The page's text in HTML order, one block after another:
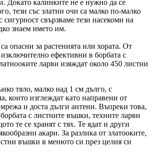
Докато калинките не е нужно да се
тези със златни очи са малко по-малко
сигурност свързваме тези насекоми на
знаем името им.
опасни за растенията или хората. От
изключително ефективни в борбата с
ларви изяждат около 450 листни
тяло, малко над 1 см дълго, с
които изглеждат като направени от
мрежа и доста дълги антени. Въпреки това,
с листните въшки, техните ларви
те се хранят с тях. Те ядат и други
акари. За разлика от златооките,
въшки в менюто си през целия си